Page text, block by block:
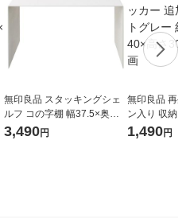
無印良品 スタッキングシェ
ルフ コの字棚 幅37.5×奥行2
8×高さ21.5cm 良品計画
3,490円
無印良品 再生
ン入り 収納ス
用 大 ホワイト
1,490円